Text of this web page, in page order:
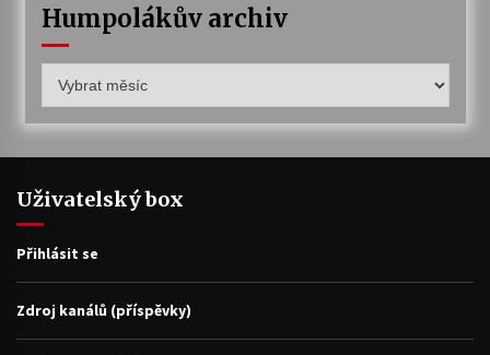
Humpolákův archiv
archiv
Uživatelský box
Přihlásit se
Zdroj kanálů (příspěvky)